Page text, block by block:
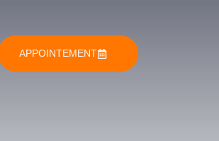
APPOINTEMENT